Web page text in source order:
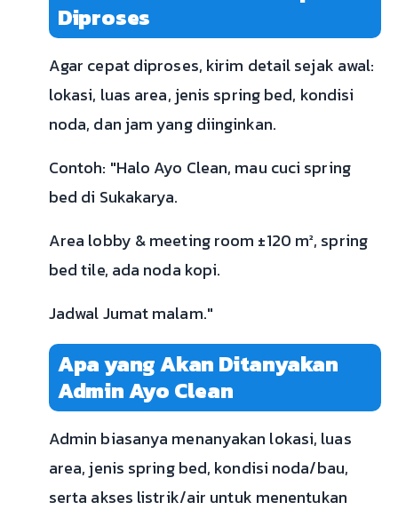
Diproses
Agar cepat diproses, kirim detail sejak awal:
lokasi, luas area, jenis spring bed, kondisi
noda, dan jam yang diinginkan.
Contoh: "Halo Ayo Clean, mau cuci spring
bed di Sukakarya.
Area lobby & meeting room ±120 m², spring
bed tile, ada noda kopi.
Jadwal Jumat malam."
Apa yang Akan Ditanyakan
Admin Ayo Clean
Admin biasanya menanyakan lokasi, luas
area, jenis spring bed, kondisi noda/bau,
serta akses listrik/air untuk menentukan